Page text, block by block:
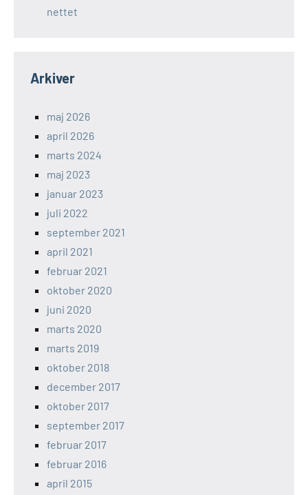
nettet
Arkiver
maj 2026
april 2026
marts 2024
maj 2023
januar 2023
juli 2022
september 2021
april 2021
februar 2021
oktober 2020
juni 2020
marts 2020
marts 2019
oktober 2018
december 2017
oktober 2017
september 2017
februar 2017
februar 2016
april 2015